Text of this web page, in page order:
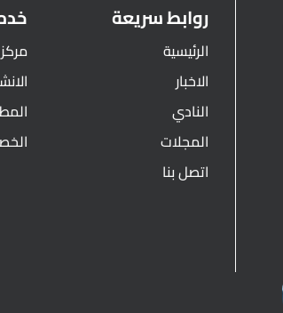
روابط سريعة
الرئيسية
الاخبار
النادي
المجلات
اتصل بنا